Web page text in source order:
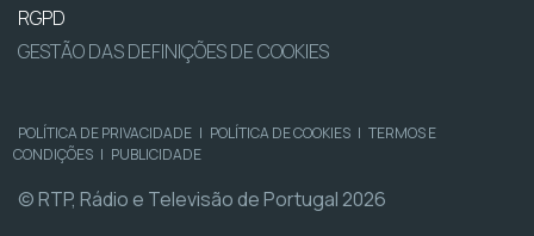
RGPD
GESTÃO DAS DEFINIÇÕES DE COOKIES
POLÍTICA DE PRIVACIDADE | POLÍTICA DE COOKIES | TERMOS E
CONDIÇÕES | PUBLICIDADE
© RTP, Rádio e Televisão de Portugal 2026